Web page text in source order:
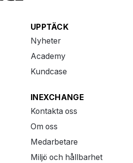
UPPTÄCK
Nyheter
Academy
Kundcase
INEXCHANGE
Kontakta oss
Om oss
Medarbetare
Miljö och hållbarhet